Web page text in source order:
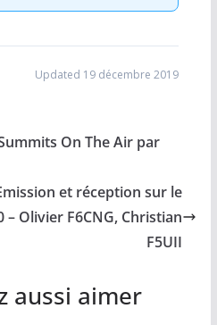
Updated 19 décembre 2019
On The Air par
et réception sur le
Olivier F6CNG, Christian
F5UII
aussi aimer